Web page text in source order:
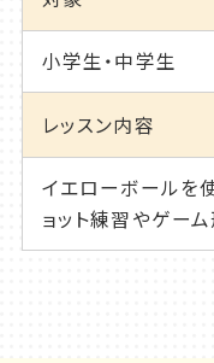
小学生・中学生
レッスン内容
イエローボールを
ョット練習やゲー